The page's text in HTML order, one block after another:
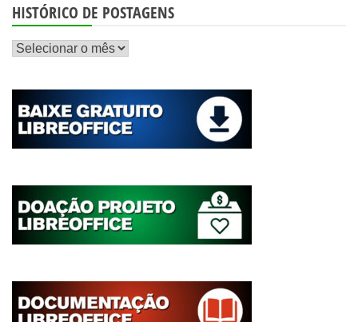
posts
HISTÓRICO DE POSTAGENS
Histórico
postagens